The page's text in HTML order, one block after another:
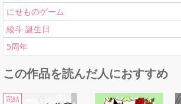
にせものゲーム
綾斗 誕生日
5周年
この作品を読んだ人におすすめ
完結